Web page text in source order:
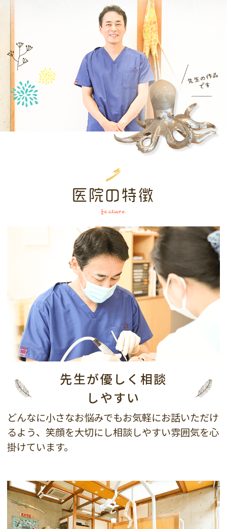
医院の特徴
feature
先生が優しく相談
しやすい
どんなに小さなお悩みでもお気軽にお話いただけ
るよう、笑顔を大切にし相談しやすい雰囲気を心
掛けています。